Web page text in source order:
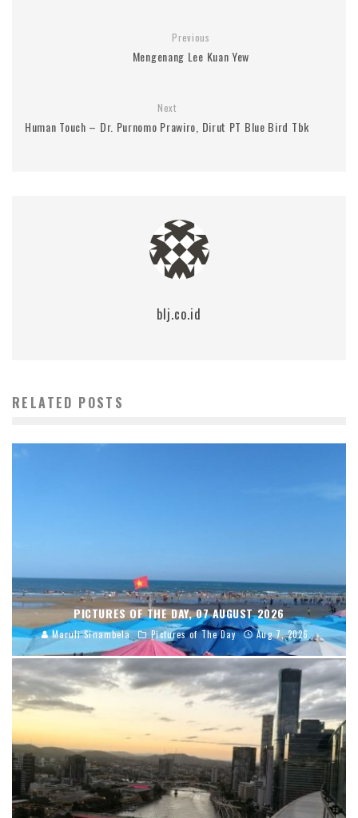
Previous
Mengenang Lee Kuan Yew
Next
Human Touch – Dr. Purnomo Prawiro, Dirut PT Blue Bird Tbk
blj.co.id
RELATED POSTS
PICTURES OF THE DAY, 07 AUGUST 2026
Maruli Sinambela Pictures of The Day Aug 7, 2026